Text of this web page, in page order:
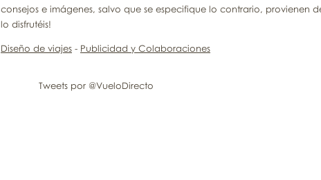
consejos e imágenes, salvo que se especifique lo contrario, provienen
lo disfrutéis!
Diseño de viajes - Publicidad y Colaboraciones
Tweets por @VueloDirecto